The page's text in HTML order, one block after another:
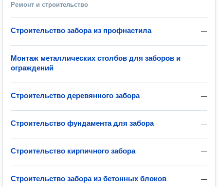
Ремонт и строительство
—
Строительство забора из профнастила
—
Монтаж металлических столбов для заборов и
ограждений
—
Строительство деревянного забора
—
Строительство фундамента для забора
—
Строительство кирпичного забора
—
Строительство забора из бетонных блоков